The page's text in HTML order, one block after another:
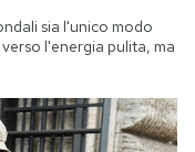
sia l'unico modo
l'energia pulita, ma